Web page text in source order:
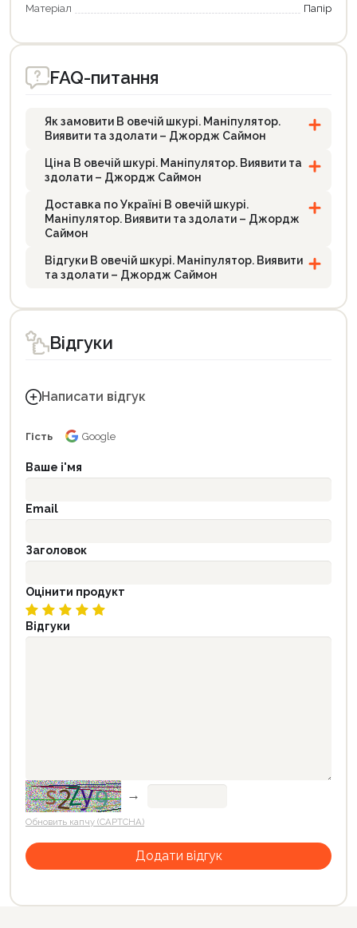
Матеріал
Папір
FAQ-питання
Як замовити В овечій шкурі. Маніпулятор.
Виявити та здолати – Джордж Саймон
Ціна В овечій шкурі. Маніпулятор. Виявити та
здолати – Джордж Саймон
Доставка по Україні В овечій шкурі.
Маніпулятор. Виявити та здолати – Джордж
Саймон
Відгуки В овечій шкурі. Маніпулятор. Виявити
та здолати – Джордж Саймон
Відгуки
Написати відгук
Гість Google
Ваше і'мя
Email
Заголовок
Оцінити продукт
Відгуки
→
Обновить капчу (CAPTCHA)